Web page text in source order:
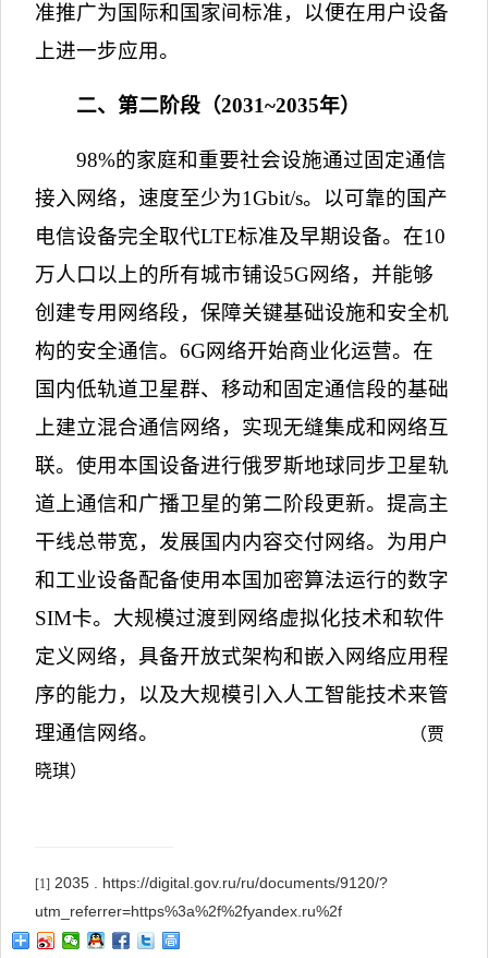
准推广为国际和国家间标准，以便在用户设备
上进一步应用。
二、第二阶段（2031~2035年）
98%的家庭和重要社会设施通过固定通信
接入网络，速度至少为1Gbit/s。以可靠的国产
电信设备完全取代LTE标准及早期设备。在10
万人口以上的所有城市铺设5G网络，并能够
创建专用网络段，保障关键基础设施和安全机
构的安全通信。6G网络开始商业化运营。在
国内低轨道卫星群、移动和固定通信段的基础
上建立混合通信网络，实现无缝集成和网络互
联。使用本国设备进行俄罗斯地球同步卫星轨
道上通信和广播卫星的第二阶段更新。提高主
干线总带宽，发展国内内容交付网络。为用户
和工业设备配备使用本国加密算法运行的数字
SIM卡。大规模过渡到网络虚拟化技术和软件
定义网络，具备开放式架构和嵌入网络应用程
序的能力，以及大规模引入人工智能技术来管
理通信网络。
（贾
晓琪）
[1] 2035 . https://digital.gov.ru/ru/documents/9120/?
utm_referrer=https%3a%2f%2fyandex.ru%2f